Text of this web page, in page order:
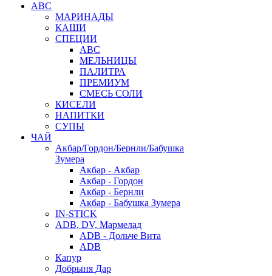
АВС
МАРИНАДЫ
КАШИ
СПЕЦИИ
АВС
МЕЛЬНИЦЫ
ПАЛИТРА
ПРЕМИУМ
СМЕСЬ СОЛИ
КИСЕЛИ
НАПИТКИ
СУПЫ
ЧАЙ
Акбар/Гордон/Бернли/Бабушка
Зумера
Акбар - Акбар
Акбар - Гордон
Акбар - Бернли
Акбар - Бабушка Зумера
IN-STICK
ADB, DV, Мармелад
ADB - Дольче Вита
ADB
Капур
Добрыня Дар